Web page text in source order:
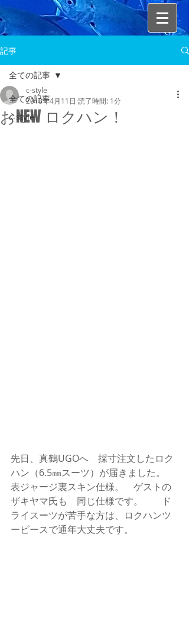
記事
全ての記事
c-style
全ての記事
おNEW ロクハン！
c-style
2018年4月11日 読了時間: 1分
先日、真鶴UGOへ　採寸注文したロク
ハン（6.5㎜スーツ）が届きました。
表ジャージ裏スキン仕様。　ゲストの
ザキヤマ氏も　同じ仕様です。　　ド
ライスーツが苦手な方は、ロクハンツ
ーピースで通年大丈夫です。